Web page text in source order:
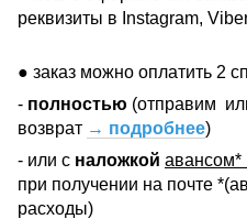
реквизиты в Instagram,
● заказ можно оплатить 2
- полностью (отправим
возврат → подробнее)
- или с наложкой авансом*
при получении на почте
расходы)